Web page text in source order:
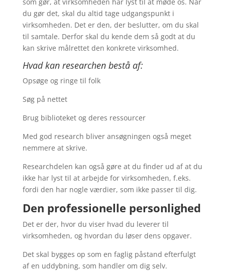
du gør det, skal du altid tage udgangspunkt i
virksomheden. Det er den, der beslutter, om du skal
til samtale. Derfor skal du kende dem så godt at du
kan skrive målrettet den konkrete virksomhed.
Hvad kan researchen bestå af:
Opsøge og ringe til folk
Søg på nettet
Brug biblioteket og deres ressourcer
Med god research bliver ansøgningen også meget
nemmere at skrive.
Researchdelen kan også gøre at du finder ud af at du
ikke har lyst til at arbejde for virksomheden, f.eks.
fordi den har nogle værdier, som ikke passer til dig.
Den professionelle personlighed
Det er der, hvor du viser hvad du leverer til
virksomheden, og hvordan du løser dens opgaver.
Det skal bygges op som en faglig påstand efterfulgt
af en uddybning, som handler om dig selv.